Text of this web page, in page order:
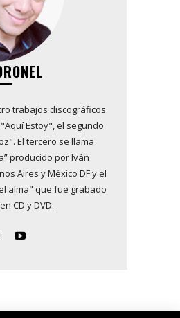
trabajos discográficos.
Estoy", el segundo
El tercero se llama
producido por Iván
Aires y México DF y el
alma" que fue grabado
CD y DVD.